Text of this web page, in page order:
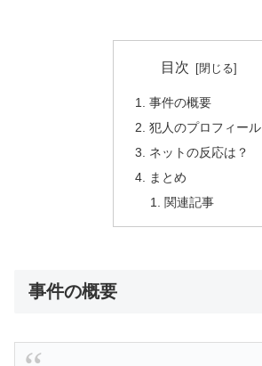
目次
事件の概要
犯人のプロフィール
ネットの反応は？
まとめ
関連記事
事件の概要